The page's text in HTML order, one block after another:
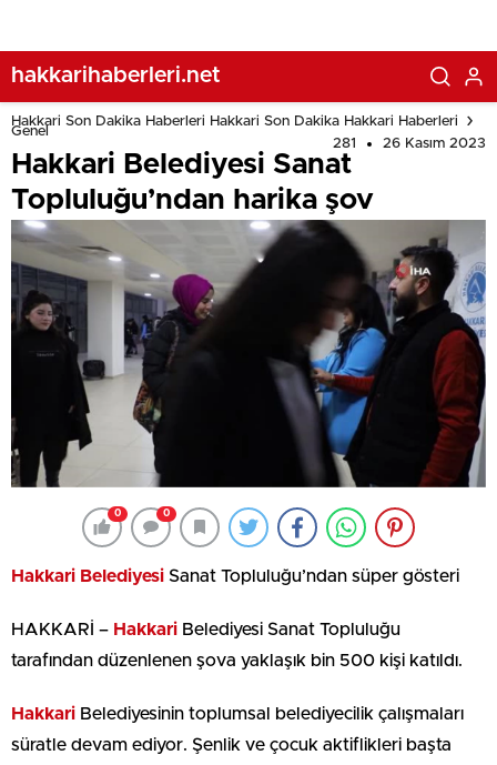
hakkarihaberleri.net
Hakkari Son Dakika Haberleri Hakkari Son Dakika Hakkari Haberleri
Genel
281
26 Kasım 2023
Hakkari Belediyesi Sanat
Topluluğu’ndan harika şov
0 0
Hakkari Belediyesi Sanat Topluluğu’ndan süper gösteri
HAKKARİ – Hakkari Belediyesi Sanat Topluluğu
tarafından düzenlenen şova yaklaşık bin 500 kişi katıldı.
Hakkari Belediyesinin toplumsal belediyecilik çalışmaları
süratle devam ediyor. Şenlik ve çocuk aktiflikleri başta